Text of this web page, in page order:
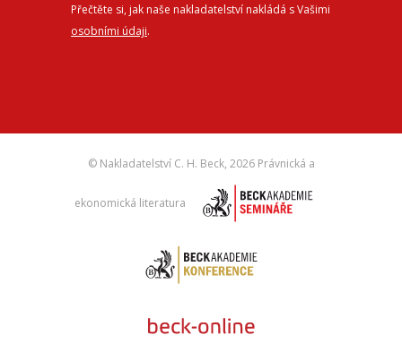
Přečtěte si, jak naše nakladatelství nakládá s Vašimi
osobními údaji.
© Nakladatelství C. H. Beck, 2026 Právnická a
ekonomická literatura